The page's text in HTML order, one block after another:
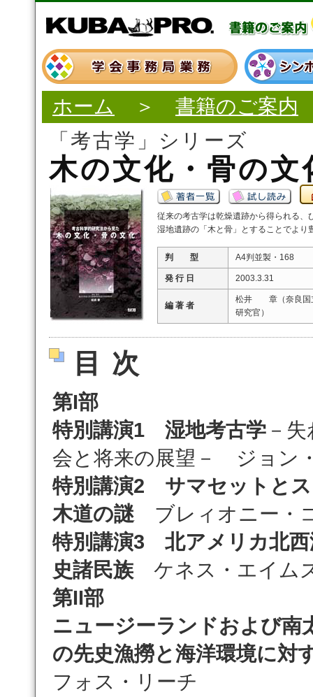
ホーム ＞ 書籍のご案内
「考古学」シリーズ
木の文化・骨の文
従来の考古学は乾燥遺跡から得られる
湿地遺跡の「木と骨」とすることでより
判 型 A4判並製・168
発 行 日 2003.3.31
編 著 者
松井 章（奈良国
研究官）
目次
第I部
特別講演1
湿地考古学 －
会と将来の展望－ ジョン
特別講演2
サマセットと
木道の謎 ブレィオニー・
特別講演3
北アメリカ北
史諸民族 ケネス・エイム
第II部
ニュージーランドおよび南
の先史漁撈と海洋環境に対
フォス・リーチ